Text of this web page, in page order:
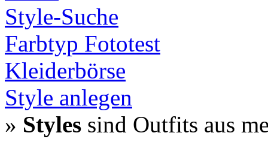
Style-Suche
Farbtyp Fototest
Kleiderbörse
Style anlegen
» Styles sind Outfits aus